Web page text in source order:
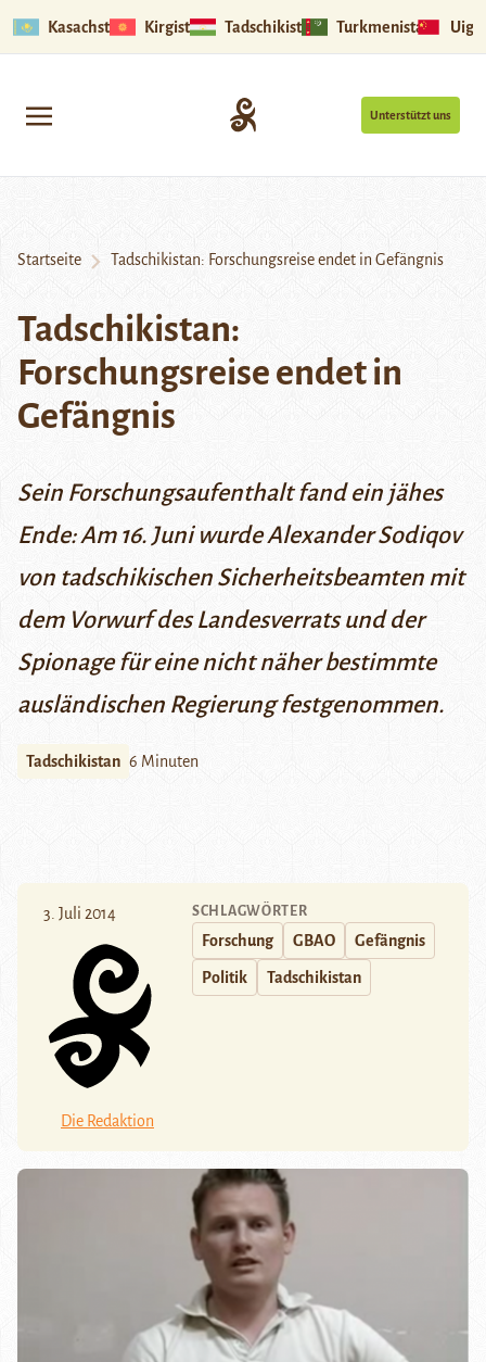
Kasachstan Kirgistan Tadschikistan Turkmenistan
Unterstützt uns
Startseite Tadschikistan: Forschungsreise endet in Gefängnis
Tadschikistan:
Forschungsreise endet in
Gefängnis
Sein Forschungsaufenthalt fand ein jähes
Ende:Am 16. Juniwurde Alexander Sodiqov
von tadschikischen Sicherheitsbeamten mit
dem Vorwurf des Landesverrats und der
Spionage für eine nicht näher bestimmte
ausländischen Regierung festgenommen.
Tadschikistan 6 Minuten
3. Juli 2014
Die Redaktion
SCHLAGWÖRTER
Forschung GBAO Gefängnis
Politik Tadschikistan